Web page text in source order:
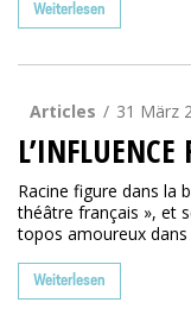
Weiterlesen
Articles 31 März
Racine figure dans la
théâtre français », et
topos amoureux
Weiterlesen